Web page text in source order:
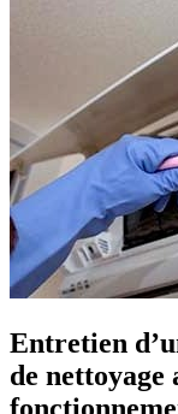
Entretien
de nettoyage